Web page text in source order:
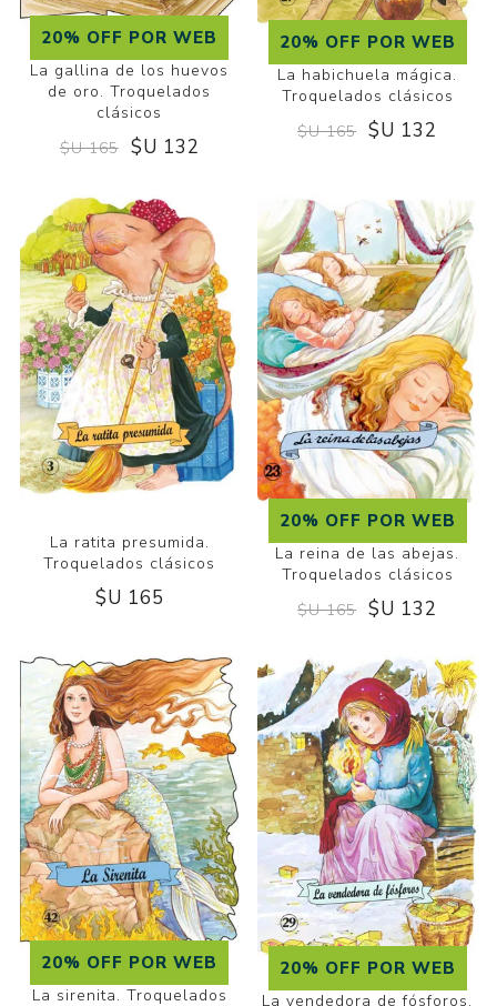
20% OFF POR WEB
La gallina de los huevos
de oro. Troquelados
clásicos
$U 165 $U 132
20% OFF POR WEB
La habichuela mágica.
Troquelados clásicos
$U 165 $U 132
La ratita presumida.
Troquelados clásicos
$U 165
20% OFF POR WEB
La reina de las abejas.
Troquelados clásicos
$U 165 $U 132
20% OFF POR WEB
La sirenita. Troquelados
20% OFF POR WEB
La vendedora de fósforos.